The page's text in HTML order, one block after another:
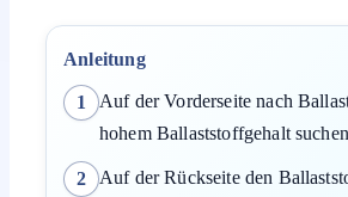
Anleitung
1
Auf der Vorderseite nach
hohem Ballaststoffgehalt
2
Auf der Rückseite den